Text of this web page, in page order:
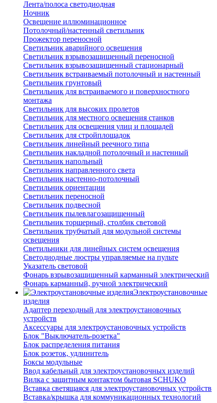
Лента/полоса светодиодная
Ночник
Освещение иллюминационное
Потолочный/настенный светильник
Прожектор переносной
Светильник аварийного освещения
Светильник взрывозащищенный переносной
Светильник взрывозащищенный стационарный
Светильник встраиваемый потолочный и настенный
Светильник грунтовый
Светильник для встраиваемого и поверхностного
монтажа
Светильник для высоких пролетов
Светильник для местного освещения станков
Светильник для освещения улиц и площадей
Светильник для стройплощадок
Светильник линейный реечного типа
Светильник накладной потолочный и настенный
Светильник напольный
Светильник направленного света
Светильник настенно-потолочный
Светильник ориентации
Светильник переносной
Светильник подвесной
Светильник пылевлагозащищенный
Светильник торшерный, столбик световой
Светильник трубчатый для модульной системы
освещения
Светильники для линейных систем освещения
Светодиодные люстры управляемые на пульте
Указатель световой
Фонарь взрывозащищенный карманный электрический
Фонарь карманный, ручной электрический
Электроустановочные
изделия
Адаптер переходный для электроустановочных
устройств
Аксессуары для электроустановочных устройств
Блок "Выключатель-розетка"
Блок распределения питания
Блок розеток, удлинитель
Боксы модульные
Ввод кабельный для электроустановочных изделий
Вилка с защитным контактом бытовая SCHUKO
Вставка светящаяся для электроустановочных устройств
Вставка/крышка для коммуникационных технологий